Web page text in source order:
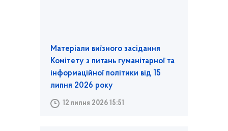
Матеріали виїзного засідання
Комітету з питань гуманітарної та
інформаційної політики від 15
липня 2026 року
12 липня 2026 15:51